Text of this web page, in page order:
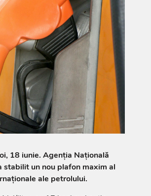
18 iunie. Agenția Națională
stabilit un nou plafon maxim al
ale petrolului.